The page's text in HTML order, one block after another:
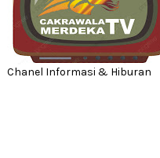
Chanel Informasi & Hiburan